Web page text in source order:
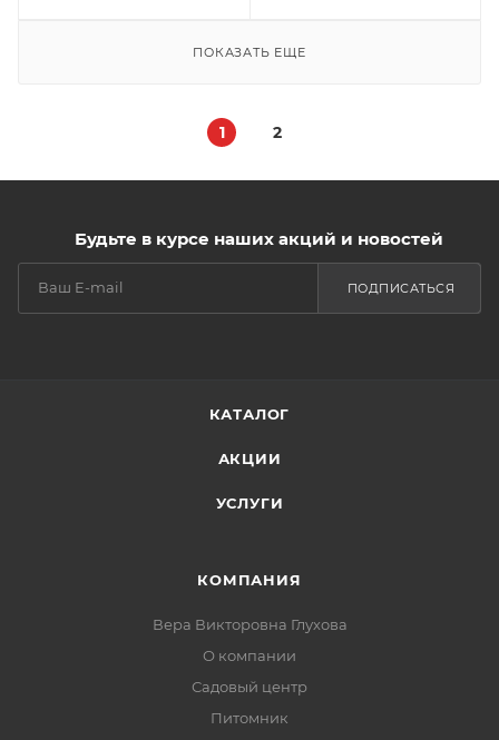
ПОКАЗАТЬ ЕЩЕ
1 2
Будьте в курсе наших акций и новостей
ПОДПИСАТЬСЯ
КАТАЛОГ
АКЦИИ
УСЛУГИ
КОМПАНИЯ
Вера Викторовна Глухова
О компании
Садовый центр
Питомник